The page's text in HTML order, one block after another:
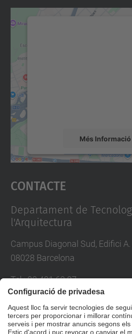
Més Informació
Accepta
powered by
Contacte
Departament de
l'Arquitectura
Campus Diagonal Sud, Edifici
08028 Barcelona
Tel.:93 401 63 87
Directori UPC